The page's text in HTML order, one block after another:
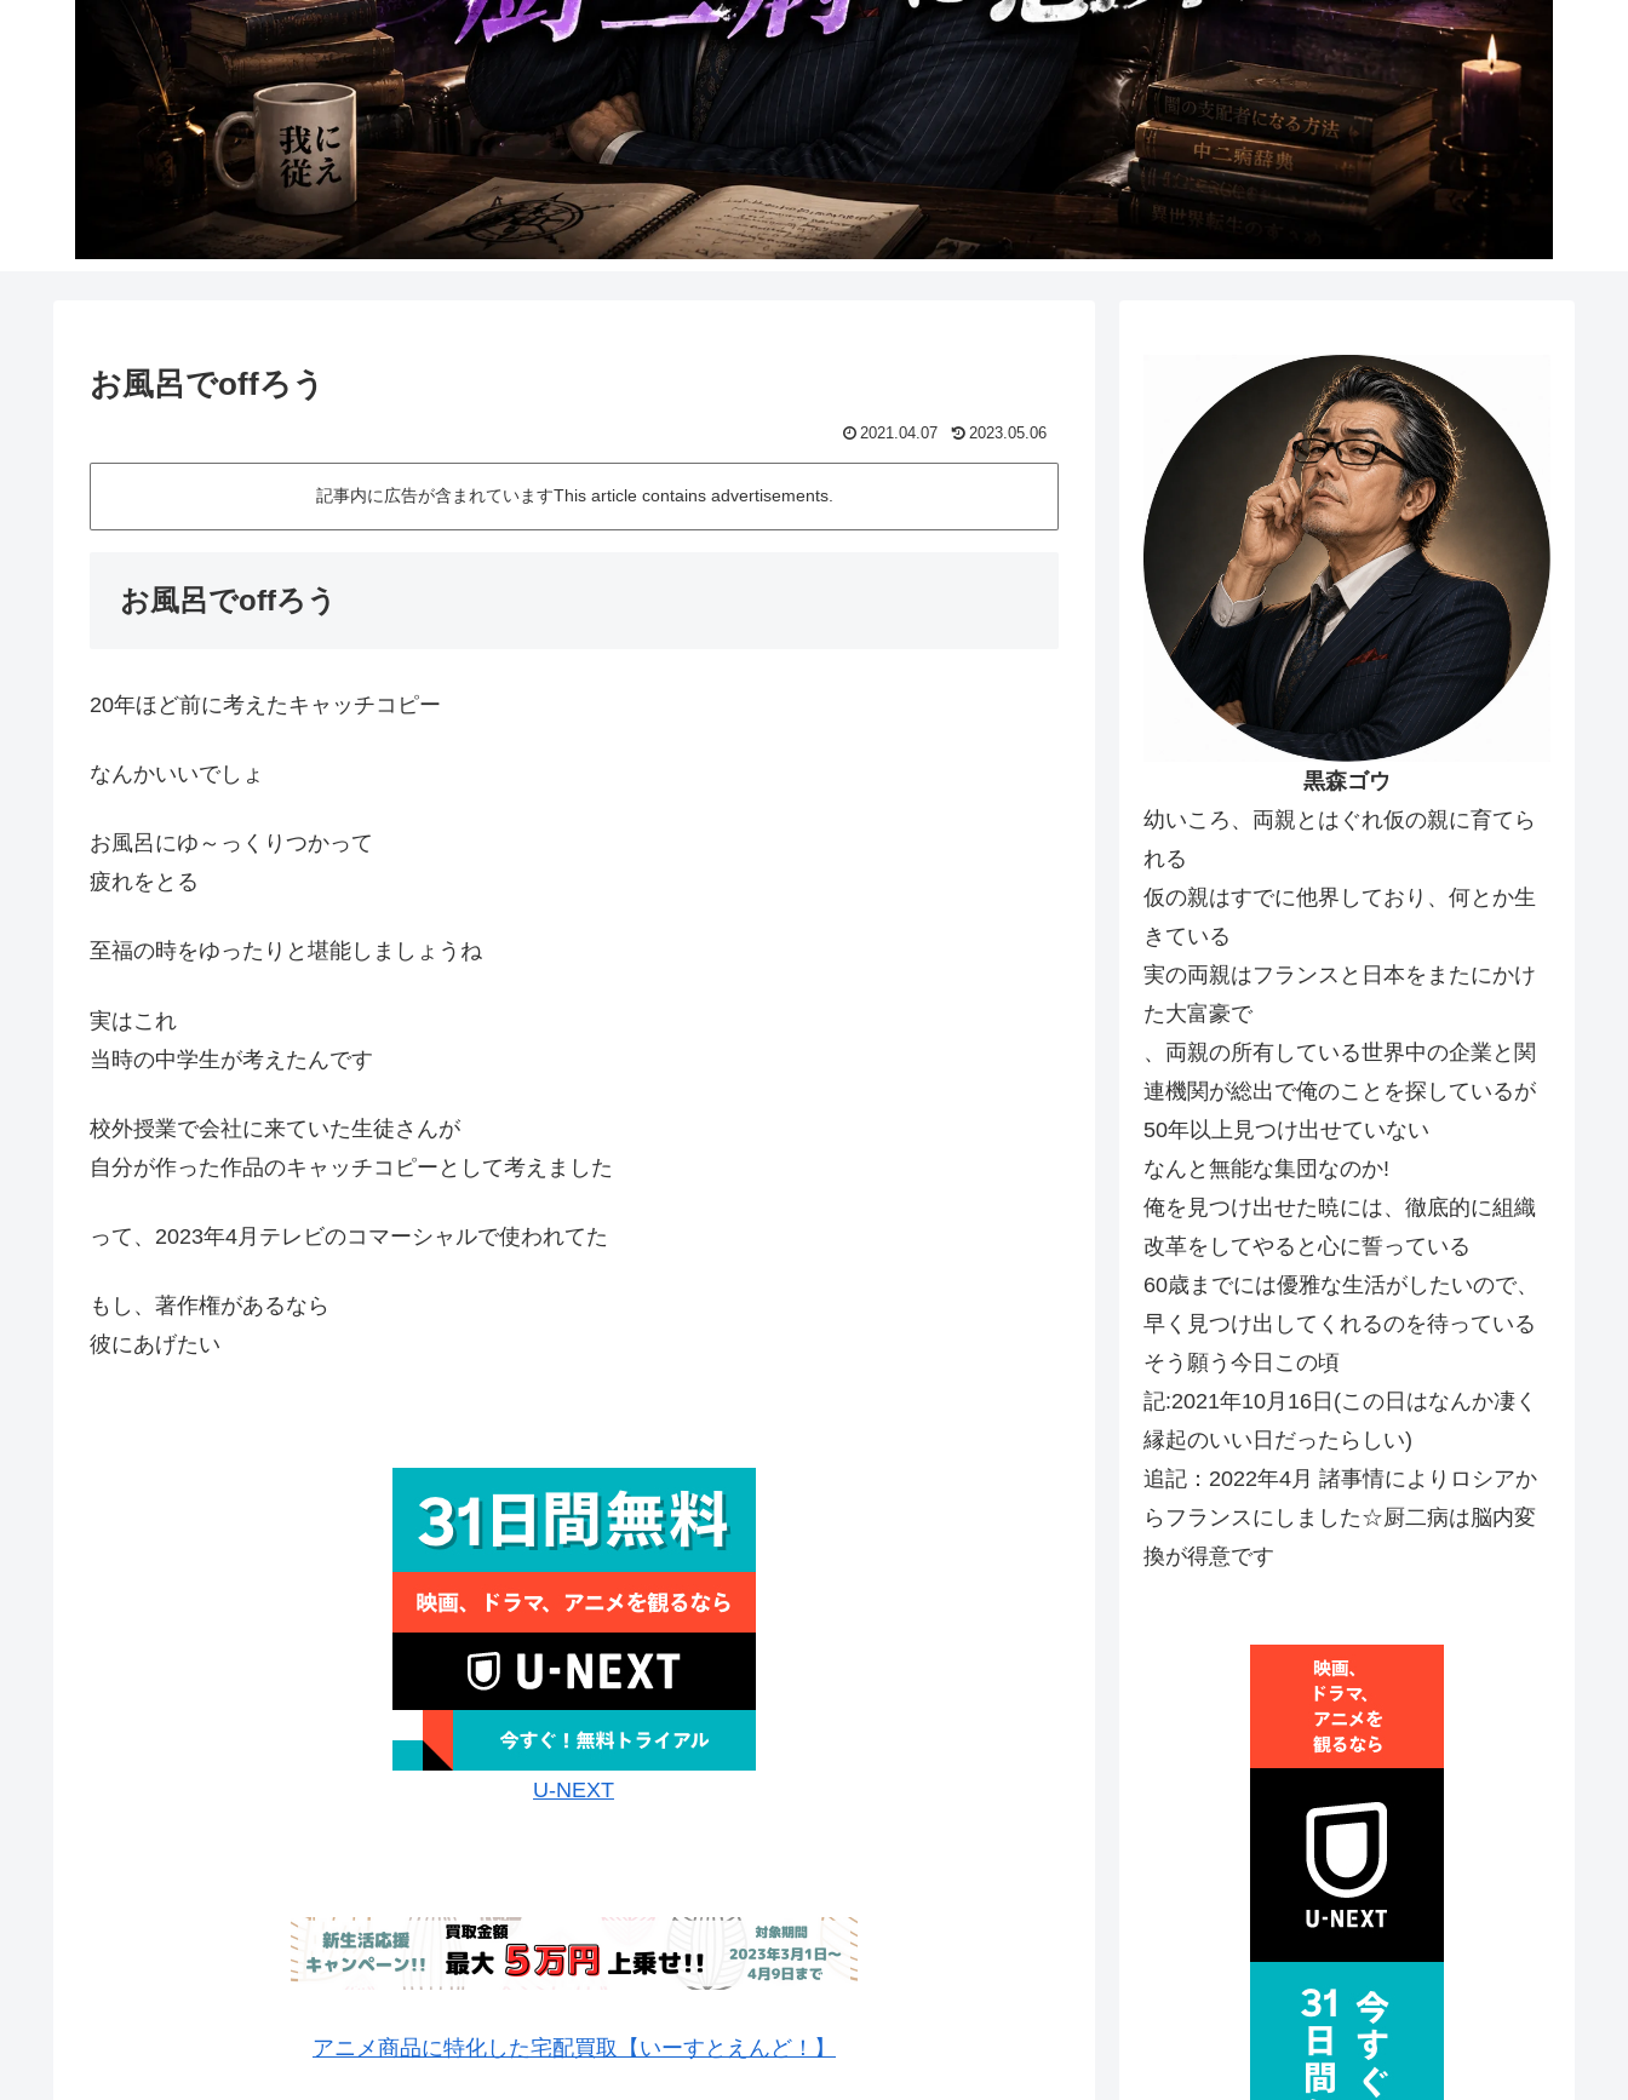
お風呂でoffろう
2021.04.07 2023.05.06
記事内に広告が含まれていますThis article contains advertisements.
お風呂でoffろう
20年ほど前に考えたキャッチコピー
なんかいいでしょ
お風呂にゆ～っくりつかって
疲れをとる
至福の時をゆったりと堪能しましょうね
実はこれ
当時の中学生が考えたんです
校外授業で会社に来ていた生徒さんが
自分が作った作品のキャッチコピーとして考えました
って、2023年4月テレビのコマーシャルで使われてた
もし、著作権があるなら
彼にあげたい
U-NEXT
アニメ商品に特化した宅配買取【いーすとえんど！】
黒森ゴウ
幼いころ、両親とはぐれ仮の親に育てら
れる
仮の親はすでに他界しており、何とか生
きている
実の両親はフランスと日本をまたにかけ
た大富豪で
、両親の所有している世界中の企業と関
連機関が総出で俺のことを探しているが
50年以上見つけ出せていない
なんと無能な集団なのか!
俺を見つけ出せた暁には、徹底的に組織
改革をしてやると心に誓っている
60歳までには優雅な生活がしたいので、
早く見つけ出してくれるのを待っている
そう願う今日この頃
記:2021年10月16日(この日はなんか凄く
縁起のいい日だったらしい)
追記：2022年4月 諸事情によりロシアか
らフランスにしました☆厨二病は脳内変
換が得意です